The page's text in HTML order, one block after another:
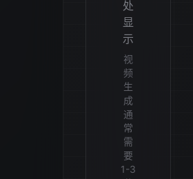
处
显
示
视
频
生
成
通
常
需
要
1-3